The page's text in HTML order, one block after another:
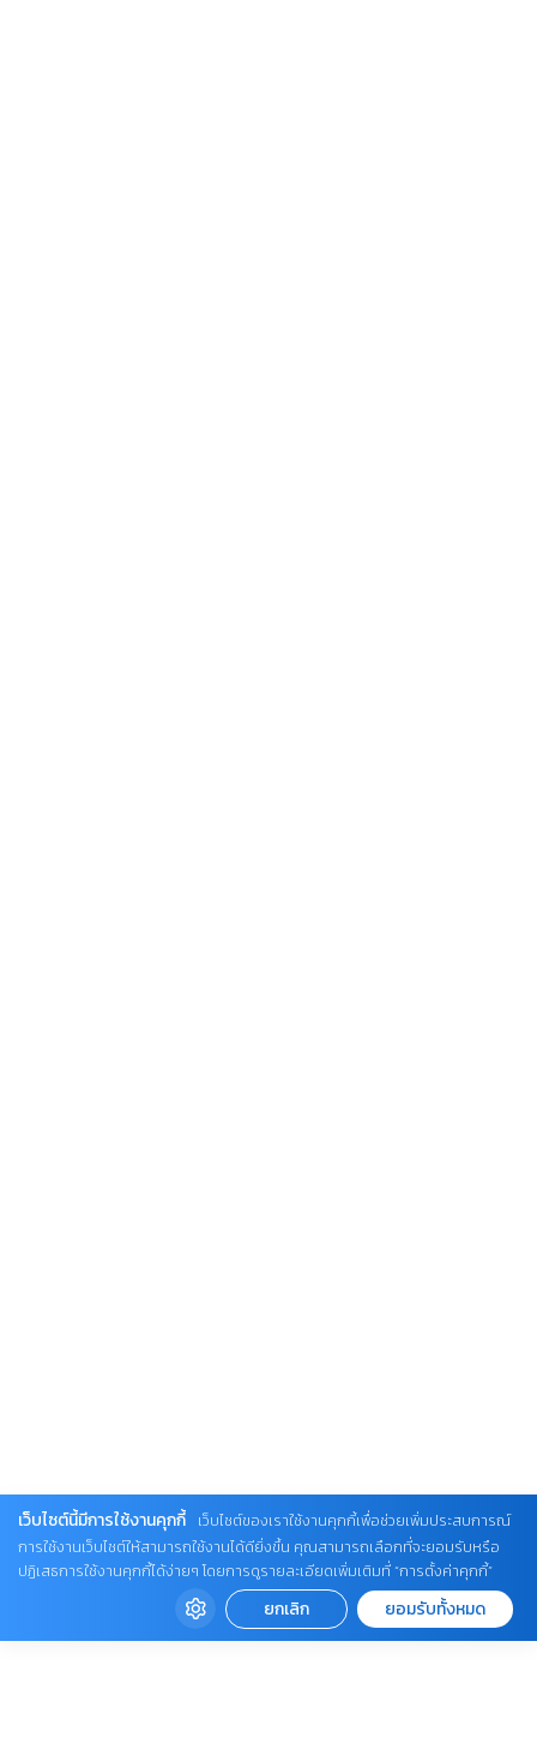
เว็บไซต์นี้มีการใช้งานคุกกี้
เว็บไซต์ของเราใช้งานคุกกี้เพื่อช่วยเพิ่มประสบการณ์
การใช้งานเว็บไซต์ให้สามารถใช้งานได้ดียิ่งขึ้น คุณสามารถเลือกที่จะยอมรับหรือ
ปฏิเสธการใช้งานคุกกี้ได้ง่ายๆ โดยการดูรายละเอียดเพิ่มเติมที่ “การตั้งค่าคุกกี้”
ยกเลิก ยอมรับทั้งหมด